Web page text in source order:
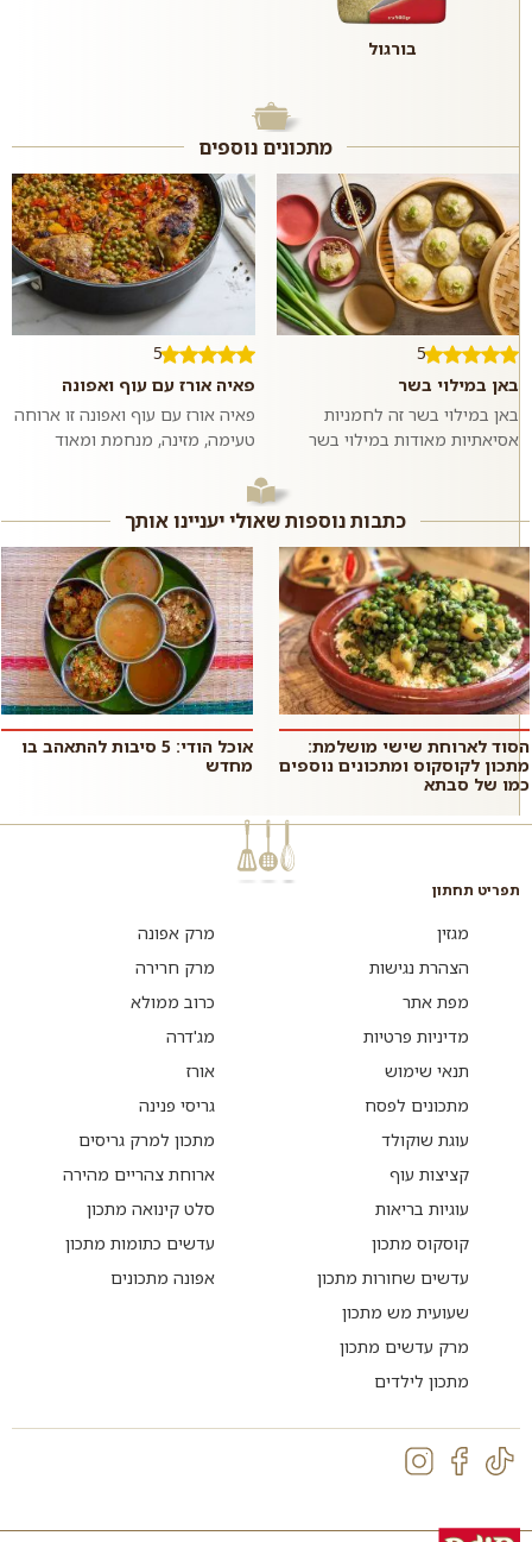
בורגול
מתכונים נוספים
5
באן במילוי בשר
באן במילוי בשר זה לחמניות
אסיאתיות מאודות במילוי בשר
5
פאיה אורז עם עוף ואפונה
פאיה אורז עם עוף ואפונה זו ארוחה
טעימה, מזינה, מנחמת ומאוד
סיר אחד ומגישים לארוחת ערב
רגיל...
כתבות נוספות שאולי יעניינו אותך
הסוד לארוחת שישי מושלמת:
מתכון לקוסקוס ומתכונים נוספים
כמו של סבתא
אוכל הודי: 5 סיבות להתאהב בו
מחדש
תפריט תחתון
מגזין
הצהרת נגישות
מפת אתר
מדיניות פרטיות
תנאי שימוש
מתכונים לפסח
עוגת שוקולד
קציצות עוף
עוגיות בריאות
קוסקוס מתכון
עדשים שחורות מתכון
שעועית מש מתכון
מרק עדשים מתכון
מתכון לילדים
מרק אפונה
מרק חרירה
כרוב ממולא
מג'דרה
אורז
גריסי פנינה
מתכון למרק גריסים
ארוחת צהריים מהירה
סלט קינואה מתכון
עדשים כתומות מתכון
אפונה מתכונים